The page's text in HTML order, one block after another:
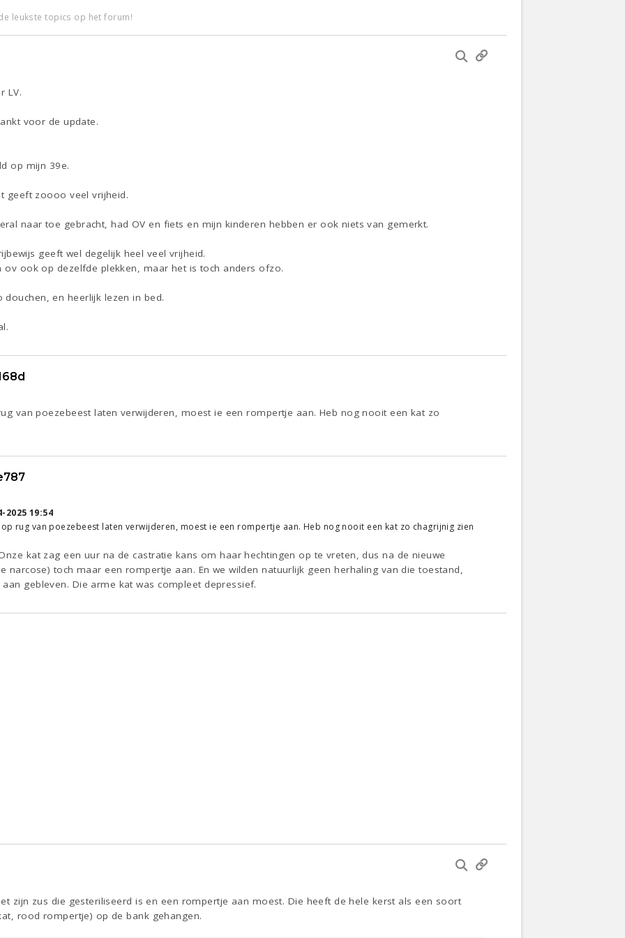
leukste topics op het forum!
LV.
voor de update.
op mijn 39e.
geeft zoooo veel vrijheid.
naar toe gebracht, had OV en fiets en mijn kinderen hebben er ook niets van gemerkt.
geeft wel degelijk heel veel vrijheid.
ov ook op dezelfde plekken, maar het is toch anders ofzo.
en heerlijk lezen in bed.
van poezebeest laten verwijderen, moest ie een rompertje aan. Heb nog nooit een kat zo
2025 19:54
rug van poezebeest laten verwijderen, moest ie een rompertje aan. Heb nog nooit een kat zo chagrijnig zien
kat zag een uur na de castratie kans om haar hechtingen op te vreten, dus na de nieuwe
narcose) toch maar een rompertje aan. En we wilden natuurlijk geen herhaling van die toestand,
gebleven. Die arme kat was compleet depressief.
zijn zus die gesteriliseerd is en een rompertje aan moest. Die heeft de hele kerst als een soort
rood rompertje) op de bank gehangen.